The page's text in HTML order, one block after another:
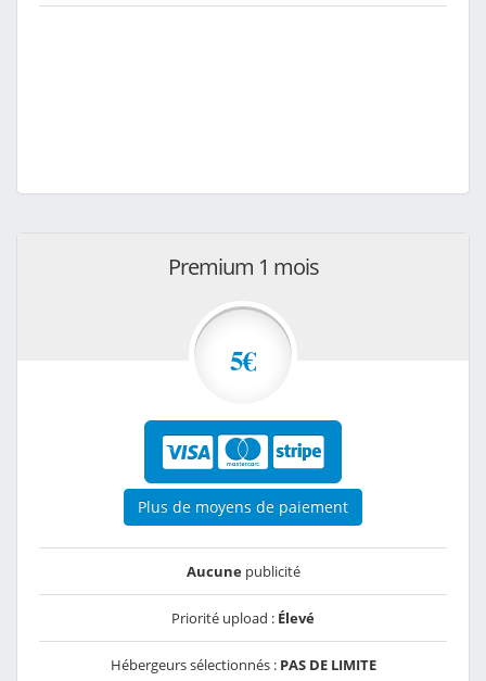
Premium 1 mois
5€
Plus de moyens de paiement
Aucunepublicité
Priorité upload : Élevé
Hébergeurs sélectionnés : PAS DE LIMITE